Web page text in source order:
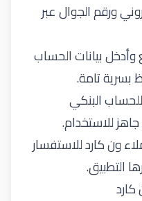
ورقم الجوال عبر
وأدخل بيانات الحساب
بسرية تامة.
البنكي
للاستخدام.
ون كاردللاستفسار
التطبيق.